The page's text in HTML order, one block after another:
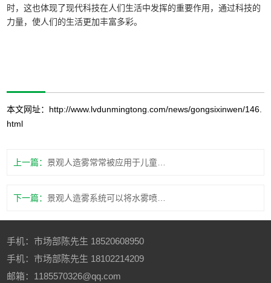
时，这也体现了现代科技在人们生活中发挥的重要作用，通过科技的
力量，使人们的生活更加丰富多彩。
本文网址： http://www.lvdunmingtong.com/news/gongsixinwen/146.
html
上一篇：
下一篇：
手机：市场部陈先生 18520608950
手机：市场部陈先生 18102214209
邮箱：1185570326@qq.com